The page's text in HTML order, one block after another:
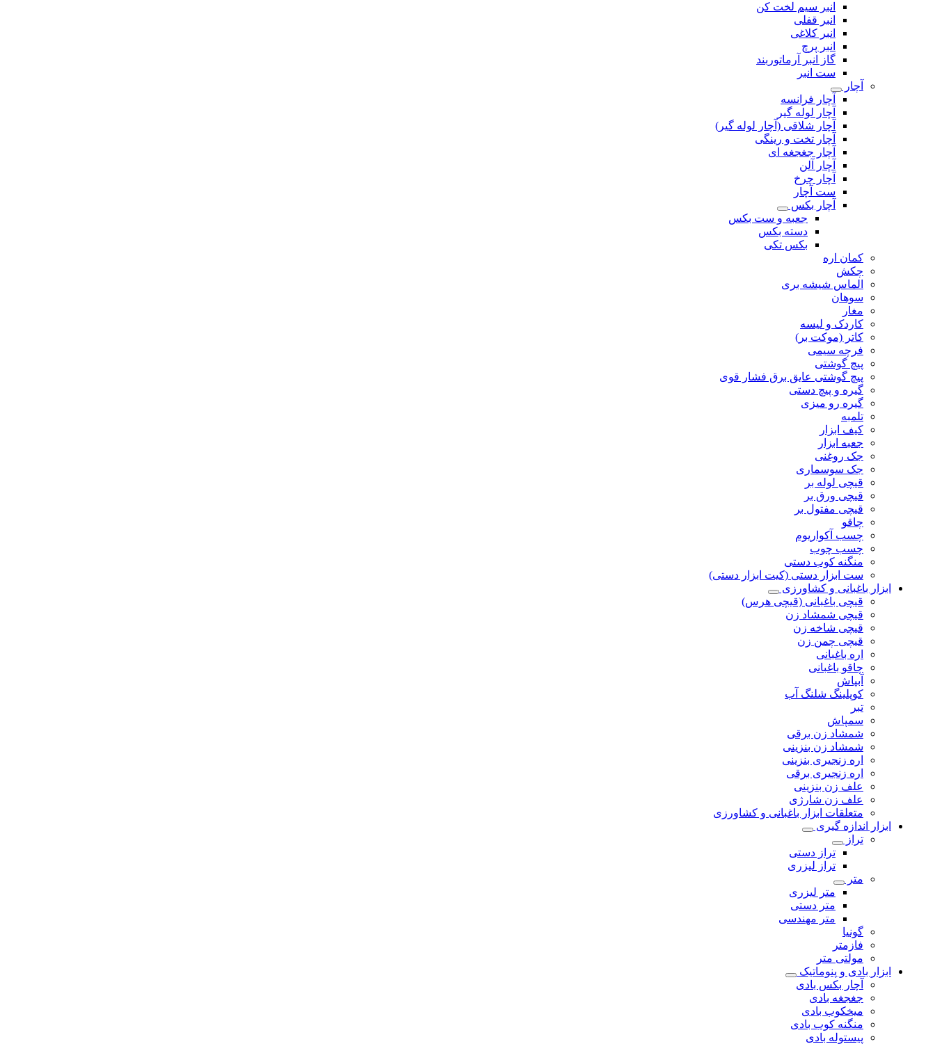
انبر سیم لخت کن
انبر قفلی
انبر کلاغی
انبر پرچ
گاز انبر آرماتوربند
ست انبر
آچار
آچار فرانسه
آچار لوله گیر
آچار شلاقی (آچار لوله گیر)
آچار تخت و رینگی
آچار جغجغه ای
آچار آلن
آچار چرخ
ست آچار
آچار بکس
جعبه و ست بکس
دسته بکس
بکس تکی
کمان اره
چکش
الماس شیشه بری
سوهان
مغار
کاردک و لیسه
کاتر (موکت بر)
فرچه سیمی
پیچ‌ گوشتی
پیچ گوشتی عایق برق فشار قوی
گیره و پیچ دستی
گیره رو میزی
تلمبه
کیف ابزار
جعبه ابزار
جک روغنی
جک سوسماری
قیچی لوله بر
قیچی ورق بر
قیچی مفتول بر
چاقو
چسب آکواریوم
چسب چوب
منگنه کوب دستی
ست ابزار دستی (کیت ابزار دستی)
ابزار باغبانی و کشاورزی
قیچی باغبانی (قیچی هرس)
قیچی شمشاد زن
قیچی شاخه زن
قیچی چمن زن
اره باغبانی
چاقو باغبانی
آبپاش
کوپلینگ شلنگ آب
تبر
سمپاش
شمشاد زن برقی
شمشاد زن بنزینی
اره زنجیری بنزینی
اره زنجیری برقی
علف زن بنزینی
علف زن شارژی
متعلقات ابزار باغبانی و کشاورزی
ابزار اندازه گیری
تراز
تراز دستی
تراز لیزری
متر
متر لیزری
متر دستی
متر مهندسی
گونیا
فازمتر
مولتی متر
ابزار بادی و پنوماتیک
آچار بکس بادی
جغجغه بادی
میخکوب بادی
منگنه کوب بادی
پیستوله بادی